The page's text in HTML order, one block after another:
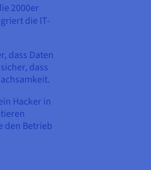
2000er
die IT-
dass Daten
dass
Hacker in
den Betrieb